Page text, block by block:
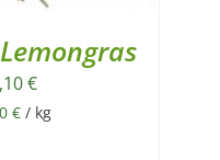
€
€/ kg